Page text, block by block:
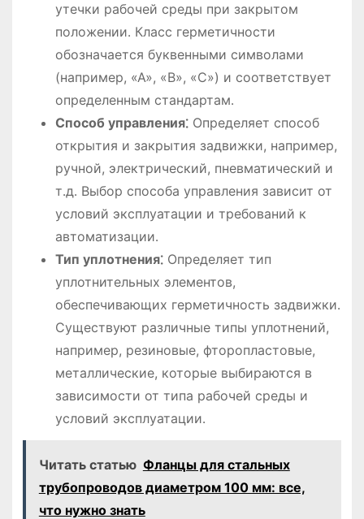
утечки рабочей среды при закрытом
положении․ Класс герметичности
обозначается буквенными символами
(например, «А», «В», «С») и соответствует
определенным стандартам․
Способ управления⁚Определяет способ
открытия и закрытия задвижки, например,
ручной, электрический, пневматический и
т․д․ Выбор способа управления зависит от
условий эксплуатации и требований к
автоматизации․
Тип уплотнения⁚Определяет тип
уплотнительных элементов,
обеспечивающих герметичность задвижки․
Существуют различные типы уплотнений,
например, резиновые, фторопластовые,
металлические, которые выбираются в
зависимости от типа рабочей среды и
условий эксплуатации․
Читать статью Фланцы для стальных
трубопроводов диаметром 100 мм: все,
что нужно знать